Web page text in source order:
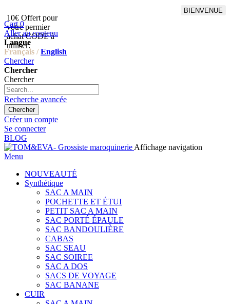
10€ Offert pour
votre permier
achat CODE à
utiliser:
BIENVENUE
Cart 0
Aller au contenu
Langue
Français / English
Chercher
Chercher
Chercher
Recherche avancée
Chercher
Créer un compte
Se connecter
BLOG
Affichage navigation
Menu
NOUVEAUTÉ
Synthétique
SAC A MAIN
POCHETTE ET ÉTUI
PETIT SAC A MAIN
SAC PORTÉ ÉPAULE
SAC BANDOULIÈRE
CABAS
SAC SEAU
SAC SOIREE
SAC A DOS
SACS DE VOYAGE
SAC BANANE
CUIR